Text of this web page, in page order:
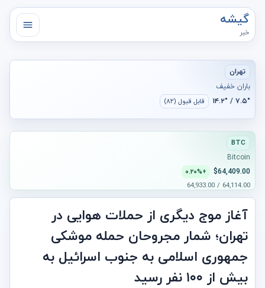
گیشه
خبر
تهران
باران خفیف
۷.۵° / ۱۴.۲° قابل قبول (۸۲)
BTC
Bitcoin
$64,409.00
+۰.۲۰%
64,114.00 / 64,933.00
آغاز موج دیگری از حملات هوایی در
تهران؛ شمار مجروحان حمله موشکی
جمهوری اسلامی به جنوب اسرائيل به
بیش از ۱۰۰ نفر رسید